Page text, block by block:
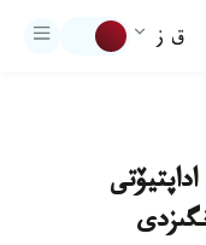
ق ز